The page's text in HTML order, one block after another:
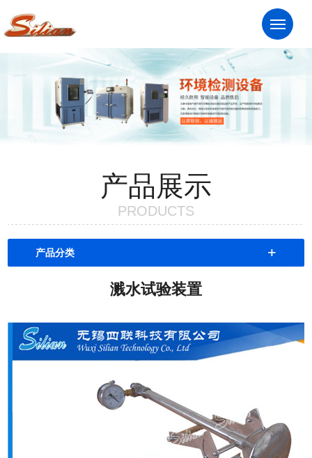
服务热线：13961824281
产品展示
PRODUCTS
产品分类 +
溅水试验装置